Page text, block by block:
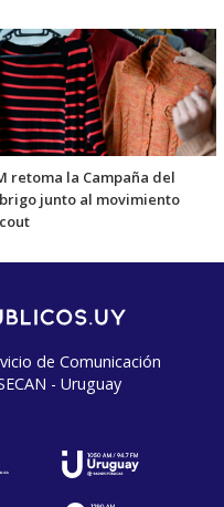
retoma la Campaña del
junto al movimiento
de Comunicación
- Uruguay